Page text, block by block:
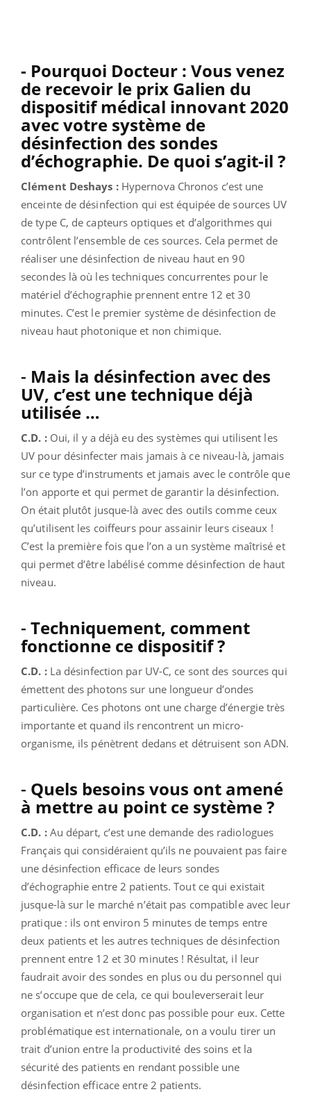
- Pourquoi Docteur : Vous venez
de recevoir le prix Galien du
dispositif médical innovant 2020
avec votre système de
désinfection des sondes
d’échographie. De quoi s’agit-il ?
Clément Deshays : Hypernova Chronos c’est une
enceinte de désinfection qui est équipée de sources UV
de type C, de capteurs optiques et d’algorithmes qui
contrôlent l’ensemble de ces sources. Cela permet de
réaliser une désinfection de niveau haut en 90
secondes là où les techniques concurrentes pour le
matériel d’échographie prennent entre 12 et 30
minutes. C’est le premier système de désinfection de
niveau haut photonique et non chimique.
- Mais la désinfection avec des
UV, c’est une technique déjà
utilisée …
C.D. :Oui, il y a déjà eu des systèmes qui utilisent les
UV pour désinfecter mais jamais à ce niveau-là, jamais
sur ce type d’instruments et jamais avec le contrôle que
l’on apporte et qui permet de garantir la désinfection.
On était plutôt jusque-là avec des outils comme ceux
qu’utilisent les coiffeurs pour assainir leurs ciseaux !
C’est la première fois que l’on a un système maîtrisé et
qui permet d’être labélisé comme désinfection de haut
niveau.
- Techniquement, comment
fonctionne ce dispositif ?
C.D. :La désinfection par UV-C, ce sont des sources qui
émettent des photons sur une longueur d’ondes
particulière. Ces photons ont une charge d’énergie très
importante et quand ils rencontrent un micro-
organisme, ils pénètrent dedans et détruisent son ADN.
- Quels besoins vous ont amené
à mettre au point ce système ?
C.D. :Au départ, c’est une demande des radiologues
Français qui considéraient qu’ils ne pouvaient pas faire
une désinfection efficace de leurs sondes
d’échographie entre 2 patients. Tout ce qui existait
jusque-là sur le marché n’était pas compatible avec leur
pratique : ils ont environ 5 minutes de temps entre
deux patients et les autres techniques de désinfection
prennent entre 12 et 30 minutes ! Résultat, il leur
faudrait avoir des sondes en plus ou du personnel qui
ne s’occupe que de cela, ce qui bouleverserait leur
organisation et n’est donc pas possible pour eux. Cette
problématique est internationale, on a voulu tirer un
trait d’union entre la productivité des soins et la
sécurité des patients en rendant possible une
désinfection efficace entre 2 patients.